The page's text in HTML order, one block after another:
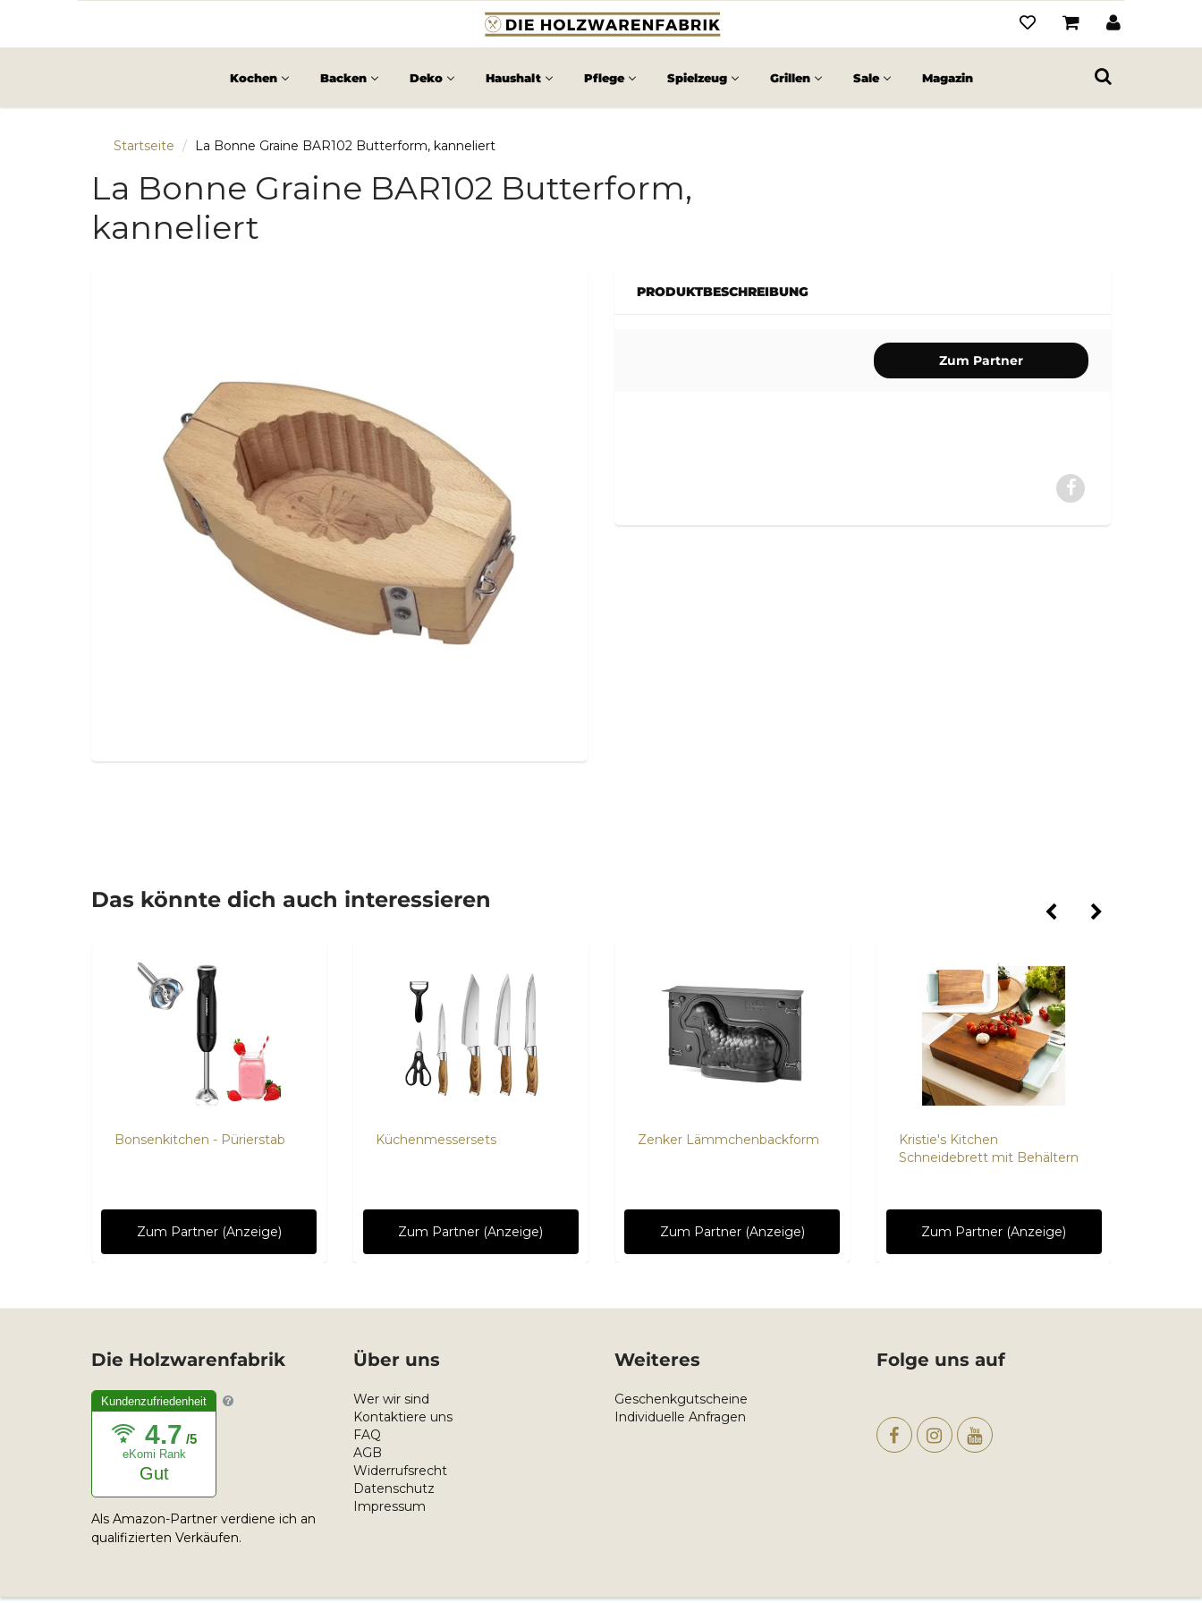
Kochen Backen Deko Haushalt Pflege Spielzeug Grillen Sale Magazin
Startseite La Bonne Graine BAR102 Butterform, kanneliert
La Bonne Graine BAR102 Butterform,
kanneliert
PRODUKTBESCHREIBUNG
Zum Partner
Das könnte dich auch interessieren
Bonsenkitchen - Pürierstab
Zum Partner (Anzeige)
Küchenmessersets
Zum Partner (Anzeige)
Zenker Lämmchenbackform
Zum Partner (Anzeige)
Kristie's Kitchen
Schneidebrett mit Behältern
Zum Partner (Anzeige)
Die Holzwarenfabrik
Kundenzufriedenheit
4.7 /5
eKomi Rank
Gut
Als Amazon-Partner verdiene ich an
qualifizierten Verkäufen.
Über uns
Wer wir sind
Kontaktiere uns
FAQ
AGB
Widerrufsrecht
Datenschutz
Impressum
Weiteres
Geschenkgutscheine
Individuelle Anfragen
Folge uns auf